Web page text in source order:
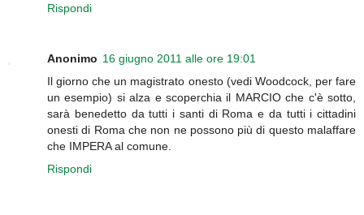
Rispondi
Anonimo 16 giugno 2011 alle ore 19:01
Il giorno che un magistrato onesto (vedi Woodcock, per fare
un esempio) si alza e scoperchia il MARCIO che c'è sotto,
sarà benedetto da tutti i santi di Roma e da tutti i cittadini
onesti di Roma che non ne possono più di questo malaffare
che IMPERA al comune.
Rispondi